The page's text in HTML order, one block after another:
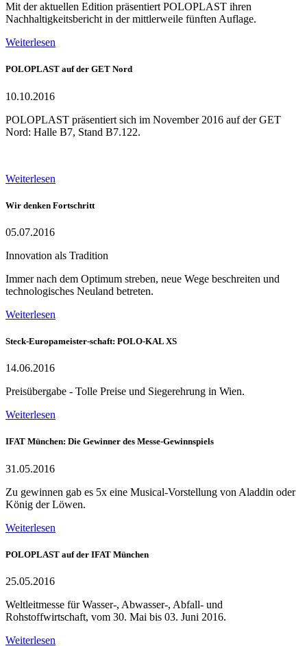
Mit der aktuellen Edition präsentiert POLOPLAST ihren
Nachhaltigkeitsbericht in der mittlerweile fünften Auflage.
Weiterlesen
POLOPLAST auf der GET Nord
10.10.2016
POLOPLAST präsentiert sich im November 2016 auf der GET
Nord: Halle B7, Stand B7.122.
Weiterlesen
Wir denken Fortschritt
05.07.2016
Innovation als Tradition
Immer nach dem Optimum streben, neue Wege beschreiten und
technologisches Neuland betreten.
Weiterlesen
Steck-Europameister-schaft: POLO-KAL XS
14.06.2016
Preisübergabe - Tolle Preise und Siegerehrung in Wien.
Weiterlesen
IFAT München: Die Gewinner des Messe-Gewinnspiels
31.05.2016
Zu gewinnen gab es 5x eine Musical-Vorstellung von Aladdin oder
König der Löwen.
Weiterlesen
POLOPLAST auf der IFAT München
25.05.2016
Weltleitmesse für Wasser-, Abwasser-, Abfall- und
Rohstoffwirtschaft, vom 30. Mai bis 03. Juni 2016.
Weiterlesen